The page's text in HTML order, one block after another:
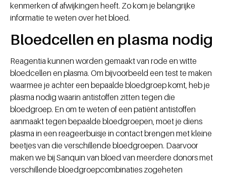
kenmerken of afwijkingen heeft. Zo kom je belangrijke
informatie te weten over het bloed.
Bloedcellen en plasma nodig
Reagentia kunnen worden gemaakt van rode en witte
bloedcellen en plasma. Om bijvoorbeeld een test te maken
waarmee je achter een bepaalde bloedgroep komt, heb je
plasma nodig waarin antistoffen zitten tegen die
bloedgroep. En om te weten of een patiënt antistoffen
aanmaakt tegen bepaalde bloedgroepen, moet je diens
plasma in een reageerbuisje in contact brengen met kleine
beetjes van die verschillende bloedgroepen. Daarvoor
maken we bij Sanquin van bloed van meerdere donors met
verschillende bloedgroepcombinaties zogeheten